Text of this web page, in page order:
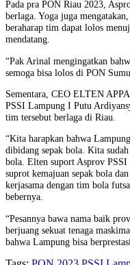
Pada pra PON Riau 2023,
berlaga. Yoga juga
beraharap tim dapat lolos
mendatang.
“Pak Arinal mengingatkan
semoga bisa lolos di PON
Sementara, CEO ELTEN
PSSI Lampung I Putu
tim tersebut berlaga di Riau.
“Kita harapkan bahwa
dibidang sepak bola. Kita
bola. Elten suport Asprov
suprot kemajuan sepak bola
kerjasama dengan tim bola
bebernya.
“Pesannya bawa nama baik
berjuang sekuat tenaga
bahwa Lampung bisa